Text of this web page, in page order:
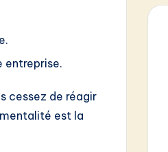
entreprise.
cessez de réagir
est la